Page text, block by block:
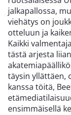
jalkapallossa,
viehätys on
otteluun ja
Kaikki
tästä arjesta
täysin yllättäen,
kanssa töitä,
ensimmäisellä